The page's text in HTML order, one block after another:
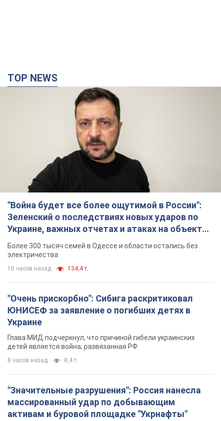
TOP NEWS
"Война будет все более ощутимой в России":
Зеленский о последствиях новых ударов по
Украине, важных отчетах и атаках на объекты
противника. Видео
Более 300 тысяч семей в Одессе и области остались без
электричества
10 часов назад 134,4 т.
"Очень прискорбно": Сибига раскритиковал
ЮНИСЕФ за заявление о погибших детях в
Украине
Глава МИД подчеркнул, что причиной гибели украинских
детей является война, развязанная РФ
8 часов назад 8,4 т.
"Значительные разрушения": Россия нанесла
массированный удар по добывающим
активам и буровой площадке "Укрнафты"